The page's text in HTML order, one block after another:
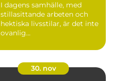
I dagens samhälle, med
stillasittande arbeten och
hektiska livsstilar, är det inte
ovanlig...
30. nov